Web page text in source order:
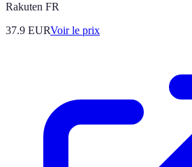
Rakuten FR
37.9 EURVoir le prix